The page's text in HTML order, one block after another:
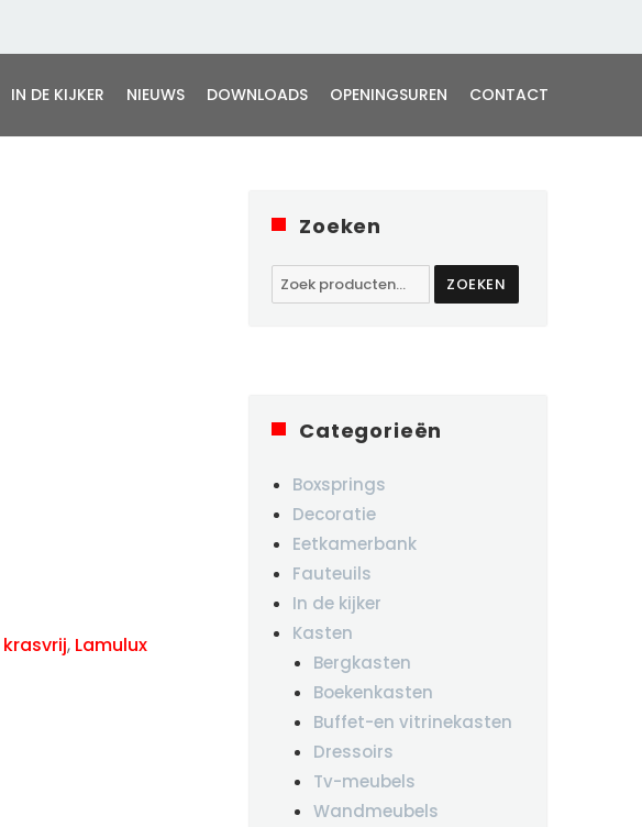
IN DE KIJKER NIEUWS DOWNLOADS OPENINGSUREN CONTACT
krasvrij, Lamulux
Zoeken
Zoeken
naar:
ZOEKEN
Categorieën
Boxsprings
Decoratie
Eetkamerbank
Fauteuils
In de kijker
Kasten
Bergkasten
Boekenkasten
Buffet-en vitrinekasten
Dressoirs
Tv-meubels
Wandmeubels